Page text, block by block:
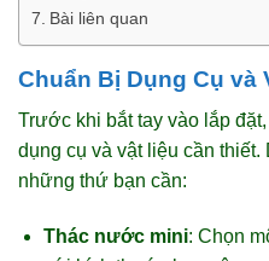
Bài liên quan
Chuẩn Bị Dụng Cụ và
Trước khi bắt tay vào lắp
dụng cụ và vật liệu cần
những thứ bạn cần:
Thác nước mini: Chọn